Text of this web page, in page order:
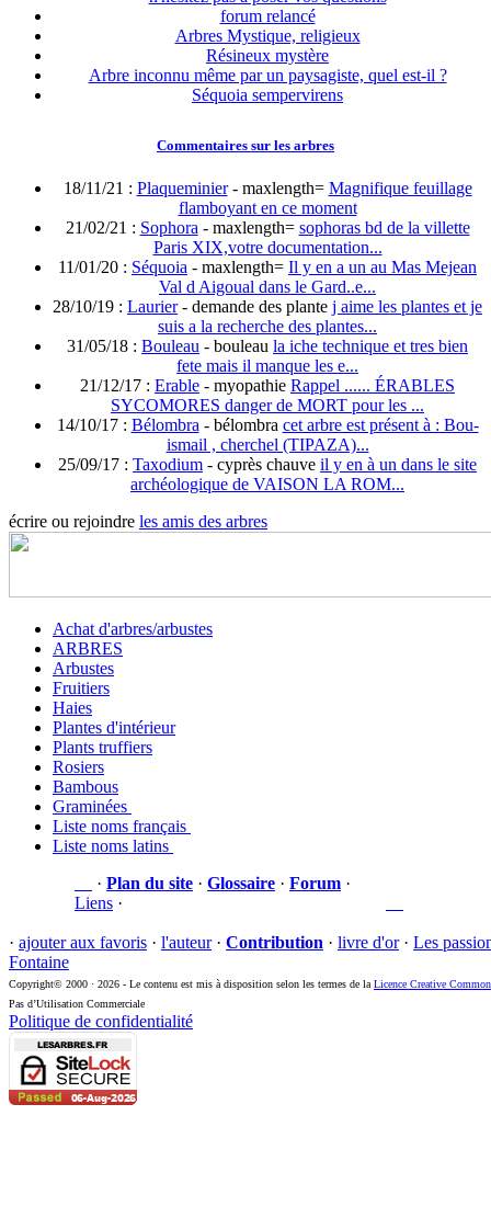
forum relancé
Arbres Mystique, religieux
Résineux mystère
Arbre inconnu même par un paysagiste, quel est-il ?
Séquoia sempervirens
Commentaires sur les arbres
18/11/21 : Plaqueminier- maxlength= Magnifique feuillage
flamboyant en ce moment
21/02/21 : Sophora - maxlength= sophoras bd de la villette
Paris XIX,votre documentation...
11/01/20 : Séquoia - maxlength= Il y en a un au Mas Mejean
Val d Aigoual dans le Gard..e...
28/10/19 : Laurier- demande des plante j aime les plantes et je
suis a la recherche des plantes...
31/05/18 : Bouleau - bouleau la iche technique et tres bien
fete mais il manque les e...
21/12/17 : Erable - myopathie Rappel ...... ÉRABLES
SYCOMORES danger de MORT pour les ...
14/10/17 : Bélombra - bélombra cet arbre est présent à : Bou-
ismail , cherchel (TIPAZA)...
25/09/17 : Taxodium - cyprès chauve il y en à un dans le site
archéologique de VAISON LA ROM...
écrire ou rejoindre les amis des arbres
Achat d'arbres/arbustes
ARBRES
Arbustes
Fruitiers
Haies
Plantes d'intérieur
Plants truffiers
Rosiers
Bambous
Graminées
Liste noms français
Liste noms latins
· Plan du site · Glossaire · Forum ·
Liens ·
· ajouter aux favoris · l'auteur· Contribution · livre d'or· Les
Fontaine
Copyright© 2000 · 2026 - Le contenu est mis à disposition selon les termes de la Licence Creative
Pas d’Utilisation Commerciale
Politique de confidentialité